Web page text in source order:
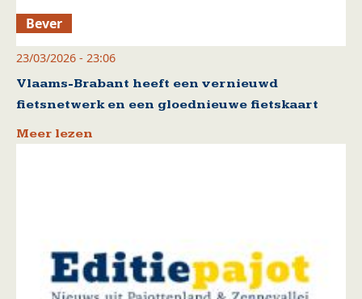
Bever
23/03/2026 - 23:06
Vlaams-Brabant heeft een vernieuwd
fietsnetwerk en een gloednieuwe fietskaart
Meer lezen